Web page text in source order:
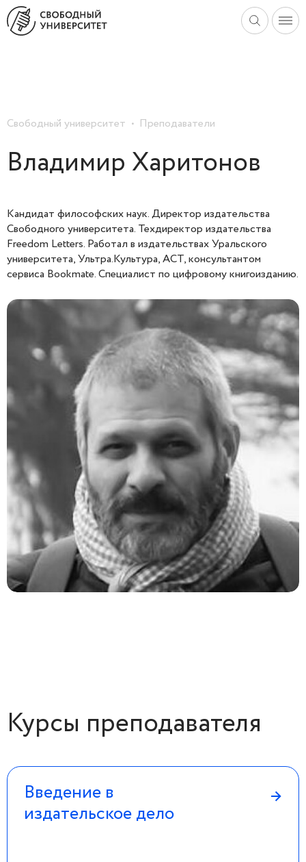
Свободный университет Преподаватели
Владимир Харитонов
Кандидат философских наук. Директор издательства
Свободного университета. Техдиректор издательства
Freedom Letters. Работал в издательствах Уральского
университета, Ультра.Культура, АСТ, консультантом
сервиса Bookmate. Специалист по цифровому книгоизданию.
Курсы преподавателя
Введение в
издательское дело
→